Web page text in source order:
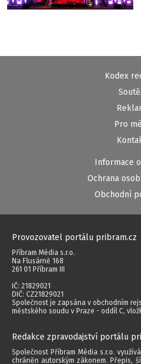
Kodex
Pro
Informace
Ochrana
Obchodní
Provozovatel portálu pribram.cz
Příbram Média s.r.o.
Na Flusárně 168
261 01 Příbram III
IČ: 21829021
DIČ: CZ21829021
Společnost je zapsána v obchodním
městského soudu v Praze - oddíl C,
Redakce zpravodajství portálu
Společnost Příbram Média s.r.o.
chráněn autorským zákonem. Přepis,